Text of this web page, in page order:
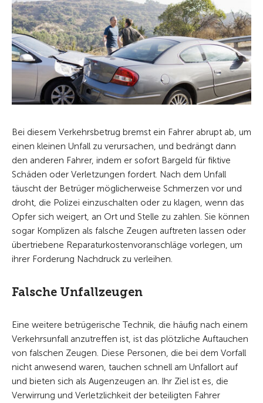
Bei diesem Verkehrsbetrug bremst ein Fahrer abrupt ab, um
einen kleinen Unfall zu verursachen, und bedrängt dann
den anderen Fahrer, indem er sofort Bargeld für fiktive
Schäden oder Verletzungen fordert. Nach dem Unfall
täuscht der Betrüger möglicherweise Schmerzen vor und
droht, die Polizei einzuschalten oder zu klagen, wenn das
Opfer sich weigert, an Ort und Stelle zu zahlen. Sie können
sogar Komplizen als falsche Zeugen auftreten lassen oder
übertriebene Reparaturkostenvoranschläge vorlegen, um
ihrer Forderung Nachdruck zu verleihen.
Falsche Unfallzeugen
Eine weitere betrügerische Technik, die häufig nach einem
Verkehrsunfall anzutreffen ist, ist das plötzliche Auftauchen
von falschen Zeugen. Diese Personen, die bei dem Vorfall
nicht anwesend waren, tauchen schnell am Unfallort auf
und bieten sich als Augenzeugen an. Ihr Ziel ist es, die
Verwirrung und Verletzlichkeit der beteiligten Fahrer